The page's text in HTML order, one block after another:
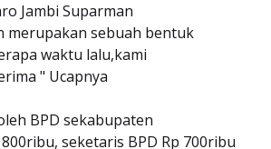
Jambi Suparman
merupakan sebuah bentuk
waktu lalu,kami
" Ucapnya
BPD sekabupaten
seketaris BPD Rp 700ribu